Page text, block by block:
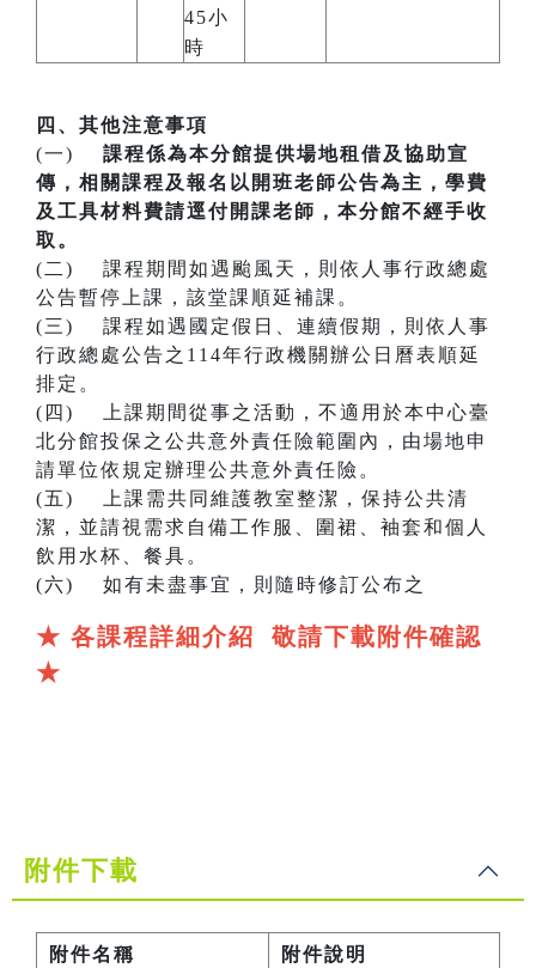
45小
時
四、其他注意事項
(一) 課程係為本分館提供場地租借及協助宣
傳，相關課程及報名以開班老師公告為主，學費
及工具材料費請逕付開課老師，本分館不經手收
取。
(二) 課程期間如遇颱風天，則依人事行政總處
公告暫停上課，該堂課順延補課。
(三) 課程如遇國定假日、連續假期，則依人事
行政總處公告之114年行政機關辦公日曆表順延
排定。
(四) 上課期間從事之活動，不適用於本中心臺
北分館投保之公共意外責任險範圍內，由場地申
請單位依規定辦理公共意外責任險。
(五) 上課需共同維護教室整潔，保持公共清
潔，並請視需求自備工作服、圍裙、袖套和個人
飲用水杯、餐具。
(六) 如有未盡事宜，則隨時修訂公布之
★ 各課程詳細介紹 敬請下載附件確認
★
附件下載
附件名稱 附件說明